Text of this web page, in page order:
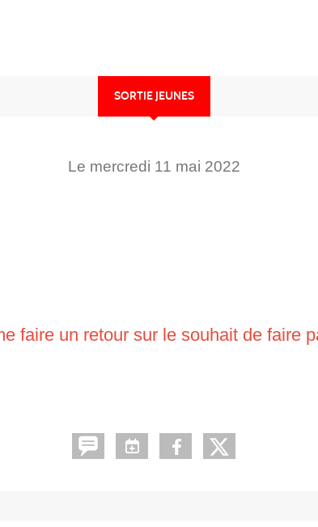
SORTIE JEUNES
Le mercredi 11 mai 2022
faire un retour sur le souhait de faire